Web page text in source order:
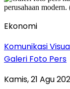
Ekonomi
Komunikasi
Galeri Foto Pers
Kamis, 21 Agu